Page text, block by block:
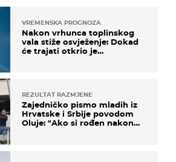
VREMENSKA PROGNOZA
Nakon vrhunca toplinskog
vala stiže osvježenje: Dokad
će trajati otkrio je
REZULTAT RAZMJENE
Zajedničko pismo mladih iz
Hrvatske i Srbije povodom
Oluje: "Ako si rođen nakon